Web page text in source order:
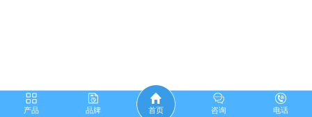
产品 品牌 首页 咨询 电话